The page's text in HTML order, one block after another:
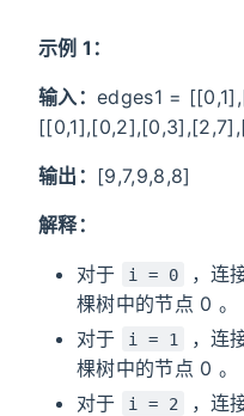
示例 1：
输入： edges1 =
输出： [9,7,9,8,8]
解释：
对于 i = 0
，连
棵树中的节点 0 。
对于
i = 1
，连
棵树中的节点 0 。
对于
i = 2
，连